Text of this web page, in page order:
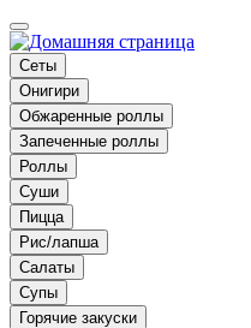
Сеты
Онигири
Обжаренные роллы
Запеченные роллы
Роллы
Суши
Пицца
Рис/лапша
Салаты
Супы
Горячие закуски